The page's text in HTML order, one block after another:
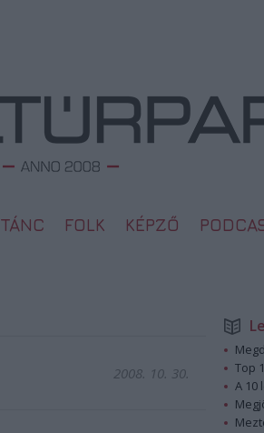
TÁNC FOLK KÉPZŐ
2008. 10. 30.
Top
A 10